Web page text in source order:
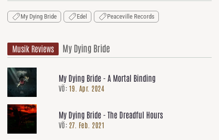
My Dying Bride Edel Peaceville Records
Musik Reviews My Dying Bride
My Dying Bride - A Mortal Binding
VÖ: 19. Apr. 2024
My Dying Bride - The Dreadful Hours
VÖ: 27. Feb. 2021